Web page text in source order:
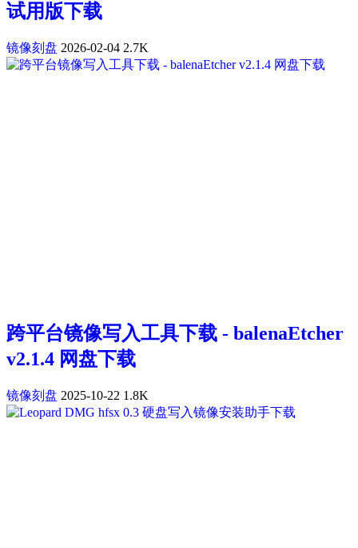
试用版下载
镜像刻盘 2026-02-04 2.7K
跨平台镜像写入工具下载 - balenaEtcher
v2.1.4 网盘下载
镜像刻盘 2025-10-22 1.8K